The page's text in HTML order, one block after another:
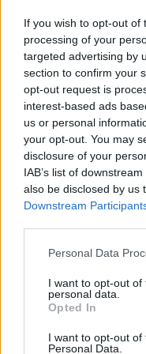
If you wish to opt-out of
processing of your
targeted advertising by
section to confirm your
opt-out request is
interest-based ads
us or personal
your opt-out. You may
disclosure of your
IAB’s list of
also be disclosed by us
Downstream
Please note that this
not limited to your visit
grant or deny consent
use your data for
consent section.
Personal Data
I want to opt-out
personal data.
Opted In
I want to opt-out of
Personal Data.
"Egyetlen
szenvedni" - a
Pósfai Orsi 2016. augusztus